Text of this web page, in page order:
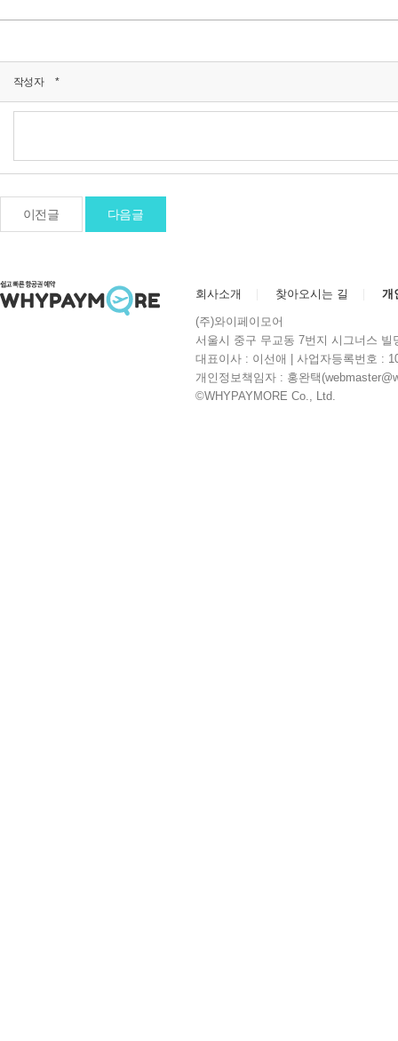
작성자 *
이전글 다음글
회사소개 찾아오시는 길 개
(주)와이페이모어
서울시 중구 무교동 7번지 시그너스 빌
대표이사 : 이선애 | 사업자등록번호 :
개인정보책임자 : 홍완택
©WHYPAYMORE Co., Ltd.